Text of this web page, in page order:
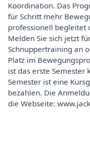
Koordination. Das
für Schritt mehr
professionell begleitet
Melden Sie sich jetzt
Schnuppertraining an
Platz im
ist das erste Semester
Semester ist eine
bezahlen. Die
die Webseite: